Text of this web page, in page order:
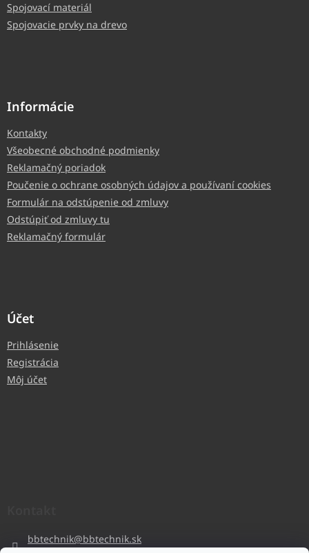
Spojovací materiál
Spojovacie prvky na drevo
Informácie
Kontakty
Všeobecné obchodné podmienky
Reklamačný poriadok
Poučenie o ochrane osobných údajov a používaní cookies
Formulár na odstúpenie od zmluvy
Odstúpiť od zmluvy tu
Reklamačný formulár
Účet
Prihlásenie
Registrácia
Môj účet
bbtechnik@bbtechnik.sk